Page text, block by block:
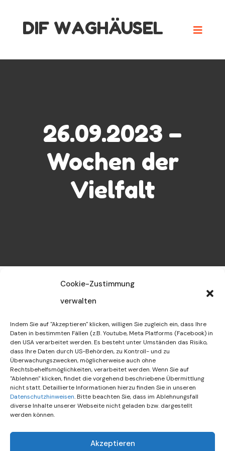
Cookie-Zustimmung
verwalten
Indem Sie auf "Akzeptieren" klicken, willigen Sie zugleich ein, dass Ihre
Daten in bestimmten Fällen (z.B. Youtube, Meta Platforms (Facebook) in
den USA verarbeitet werden. Es besteht unter Umständen das Risiko,
dass Ihre Daten durch US-Behörden, zu Kontroll- und zu
Überwachungszwecken, möglicherweise auch ohne
Rechtsbehelfsmöglichkeiten, verarbeitet werden. Wenn Sie auf
"Ablehnen" klicken, findet die vorgehend beschriebene Übermittlung
nicht statt. Detaillierte Informationen hierzu finden Sie in unseren
Datenschutzhinweisen. Bitte beachten Sie, dass im Ablehnungsfall
diverse Inhalte unserer Webseite nicht geladen bzw. dargestellt
werden können.
Akzeptieren
DIF WAGHÄUSEL
26.09.2023 –
Wochen der
Vielfalt
26.09.2023 – Wochen der
Vielfalt